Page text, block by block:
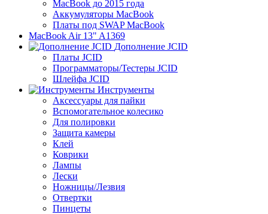
MacBook до 2015 года
Аккумуляторы MacBook
Платы под SWAP MacBook
MacBook Air 13" A1369
Дополнение JCID
Платы JCID
Программаторы/Тестеры JCID
Шлейфа JCID
Инструменты
Аксессуары для пайки
Вспомогательное колесико
Для полировки
Защита камеры
Клей
Коврики
Лампы
Лески
Ножницы/Лезвия
Отвертки
Пинцеты